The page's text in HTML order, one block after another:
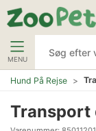
MENU
Hund På Rejse
Transport